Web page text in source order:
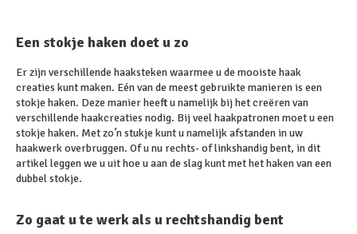
Een stokje haken doet u zo
Er zijn verschillende haaksteken waarmee u de mooiste haak
creaties kunt maken. Eén van de meest gebruikte manieren is een
stokje haken. Deze manier heeft u namelijk bij het creëren van
verschillende haakcreaties nodig. Bij veel haakpatronen moet u een
stokje haken. Met zo’n stukje kunt u namelijk afstanden in uw
haakwerk overbruggen. Of u nu rechts- of linkshandig bent, in dit
artikel leggen we u uit hoe u aan de slag kunt met het haken van een
dubbel stokje.
Zo gaat u te werk als u rechtshandig bent